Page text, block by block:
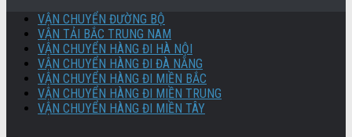
VẬN CHUYỂN ĐƯỜNG BỘ
VẬN TẢI BẮC TRUNG NAM
VẬN CHUYỂN HÀNG ĐI HÀ NỘI
VẬN CHUYỂN HÀNG ĐI ĐÀ NẴNG
VẬN CHUYỂN HÀNG ĐI MIỀN BẮC
VẬN CHUYỂN HÀNG ĐI MIỀN TRUNG
VẬN CHUYỂN HÀNG ĐI MIỀN TÂY